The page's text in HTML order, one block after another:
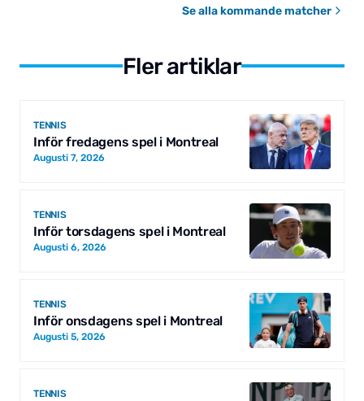
Se alla kommande matcher
Fler artiklar
TENNIS
Inför fredagens spel i Montreal
Augusti 7, 2026
TENNIS
Inför torsdagens spel i Montreal
Augusti 6, 2026
TENNIS
Inför onsdagens spel i Montreal
Augusti 5, 2026
TENNIS